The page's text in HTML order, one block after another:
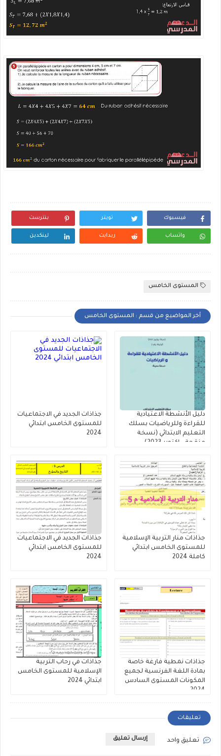
فيسبوك تويتر بنترست
واتساب ريدايت لينكدين
المستوى الخامس
أخر المواضيع من قسم : المستوى الخامس
دليل الأنشطة الاعتيادية
للقراءة وللرياضيات بسلك
التعليم الابتدائي (نسخة
منقحة - اكتوبر 2023)
جذاذات الجديد في الاجتماعيات
للمستوى الخامس ابتدائي
2024
جذاذات منار التربية الإسلامية
للمستوى الخامس ابتدائي
كاملة 2024
جذاذات الجديد في الاجتماعيات
للمستوى الخامس ابتدائي
2024
جذاذات نمطية فارغة خاصة
بمادة اللغة الفرنسية لجميع
المكونات المستوى السادس
2024
جذاذات في رحاب التربية
الإسلامية للمستوى الخامس
ابتدائي 2024
تعليقات
تعليق واحد إرسال تعليق